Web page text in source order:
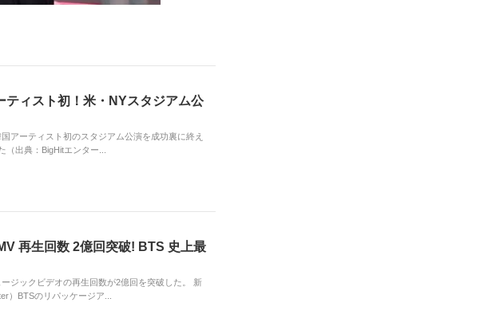
ティスト初！米・NYスタジアム公
アーティスト初のスタジアム公演を成功裏に終え
出典：BigHitエンター...
再生回数 2億回突破! BTS 史上最
ジックビデオの再生回数が2億回を突破した。 新
）BTSのリパッケージア...